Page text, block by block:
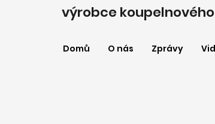
výrobce
Domů O nás Zprávy